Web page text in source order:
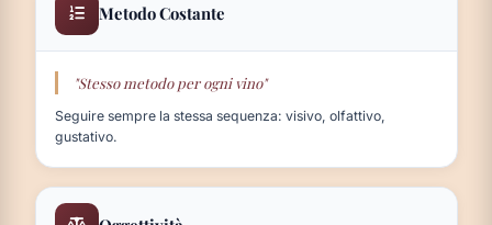
Metodo Costante
"Stesso metodo per ogni vino"
Seguire sempre la stessa sequenza: visivo, olfattivo,
gustativo.